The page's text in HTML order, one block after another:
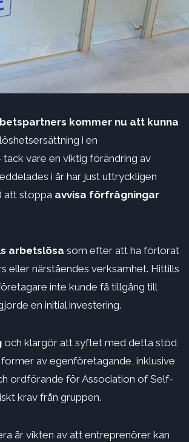
kommer nu att kunna
i en
vare en viktig förändring av
i år har just uttryckligen
att stoppa avvisa förfrågningar
arbetslösa som efter att ha förlorat
eller närståendes verksamhet. Hittills
inte kunde få tillgång till
en initial investering.
och klargör att syftet med detta stöd
av egenföretagande, inklusive
ordförande för Association of Self-
krav från gruppen.
år vikten av att entreprenörer kan